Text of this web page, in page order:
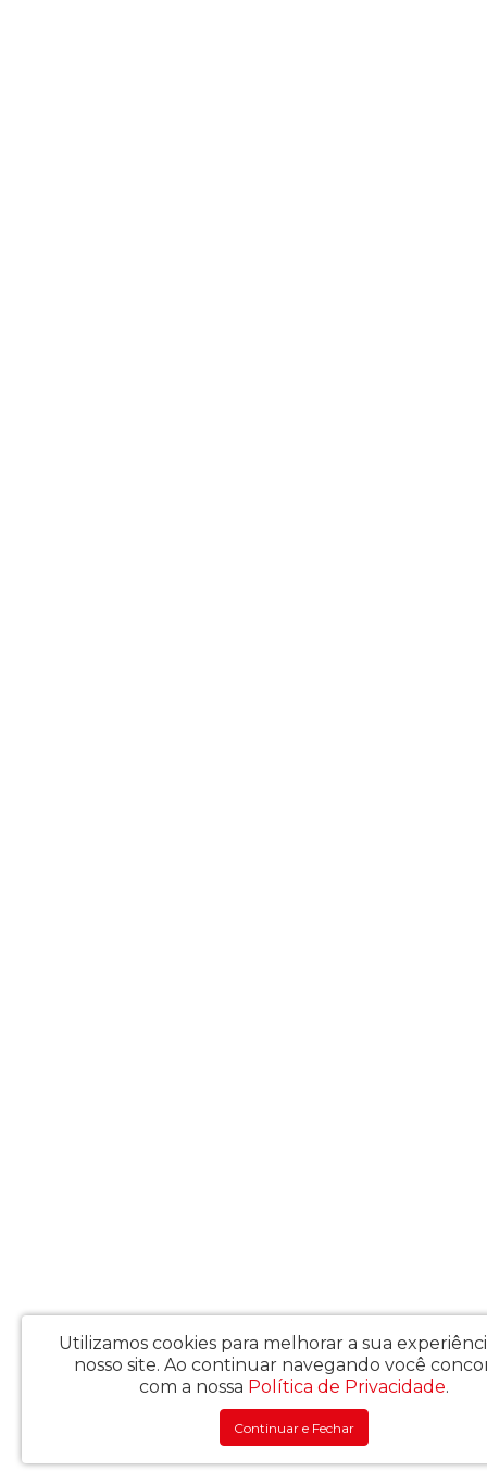
Utilizamos cookies para melhorar a sua
nosso site. Ao continuar navegando você
com a nossa Política de Privacidade.
Continuar e Fechar